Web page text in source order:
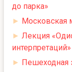
до парка»
► Московская
► Лекция
интерпретаций»
► Пешеходная